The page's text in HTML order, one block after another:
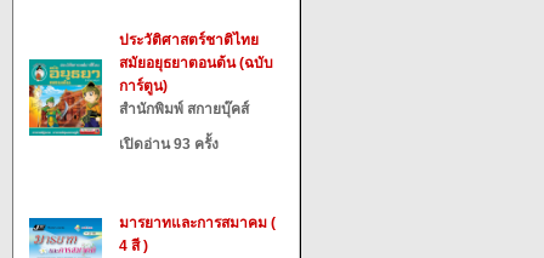
ประวัติศาสตร์ชาติไทย
สมัยอยุธยาตอนต้น (ฉบับ
การ์ตูน)
สำนักพิมพ์ สกายบุ๊คส์
เปิดอ่าน 93 ครั้ง
มารยาทและการสมาคม (
4 สี )